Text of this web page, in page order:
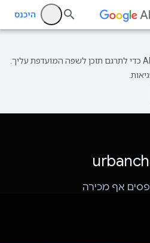
היכנס
‫Google משתמשת בטכנולוגיית AI כדי לתרגם תוכן לשפה המועדפת עליך.
אף מכירה